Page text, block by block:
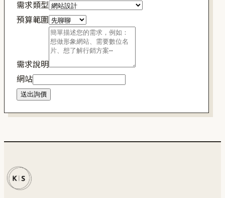
需求類型
預算範圍
需求說明
網站
送出詢價